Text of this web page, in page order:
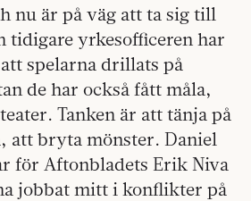
nu är på väg att ta sig till
tidigare yrkesofficeren har
spelarna drillats på
de har också fått måla,
Tanken är att tänja på
att bryta mönster. Daniel
för Aftonbladets Erik Niva
jobbat mitt i konflikter på